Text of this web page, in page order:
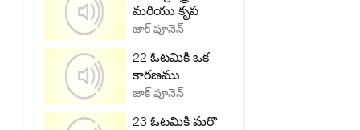
మరియు కృప
జాక్ పూనెన్
22 ఓటమికి ఒక
కారణము
జాక్ పూనెన్
23 ఓటమికి మరొ